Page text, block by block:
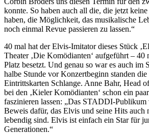
konnte. So haben auch all die, die jetzt
haben, die Möglichkeit, das musikalische
noch einmal Revue passieren zu lassen.“
40 mal hat der Elvis-Imitator dieses Stück
Theater ‚Die Komödianten‘ aufgeführt – 40
Platz besetzt. Und genau so war es auch
halbe Stunde vor Konzertbeginn standen
Eintrittskarten Schlange. Anne Bahr, Head
bei den ‚Kieler Komödianten‘ schon ein
faszinieren lassen: „Das STADDI-Publikum
Beweis dafür, das Elvis und seine Hits auch
lebendig sind. Elvis ist einfach ein Star für
Generationen.“